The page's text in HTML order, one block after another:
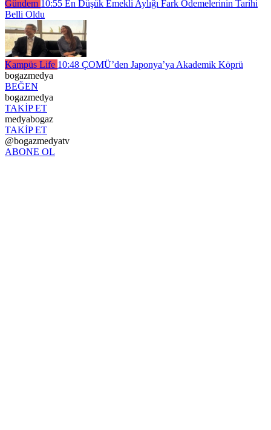
Gündem 10:55 En Düşük Emekli Aylığı Fark Ödemelerinin Tarihi
Belli Oldu
Kampüs Life 10:48 ÇOMÜ’den Japonya’ya Akademik Köprü
bogazmedya
BEĞEN
bogazmedya
TAKİP ET
medyabogaz
TAKİP ET
@bogazmedyatv
ABONE OL